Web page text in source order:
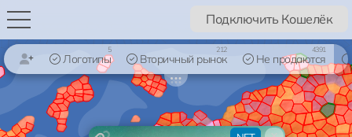
Подключить Кошелёк
Логотипы
5
Вторичный рынок
212
Не продаются
4391